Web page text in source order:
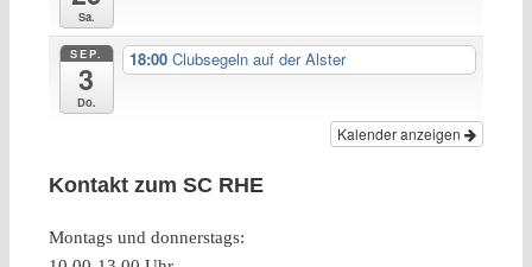
Sa.
SEP.
3
Do.
18:00Clubsegeln auf der Alster
Kalender anzeigen
Kontakt zum SC RHE
Montags und donnerstags: